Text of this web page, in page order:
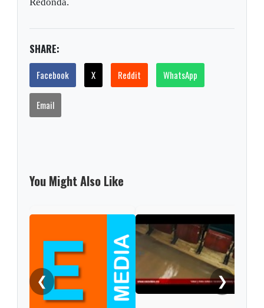
Redonda.
SHARE:
Facebook X Reddit WhatsApp
Email
You Might Also Like
❮ ❯